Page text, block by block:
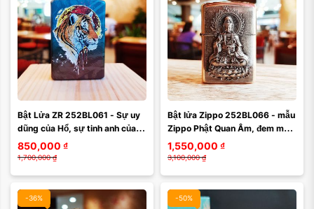
Bật Lửa ZR 252BL061 - Sự uy
dũng của Hổ, sự tinh anh của
Báo cùng hội tụ trên 1 mẫu bật
850,000 ₫
1,700,000 ₫
Bật lửa Zippo 252BL066 - mẫu
Zippo Phật Quan Âm, đem may
mắn cho cả nhà
1,550,000 ₫
3,100,000 ₫
-36% -50%